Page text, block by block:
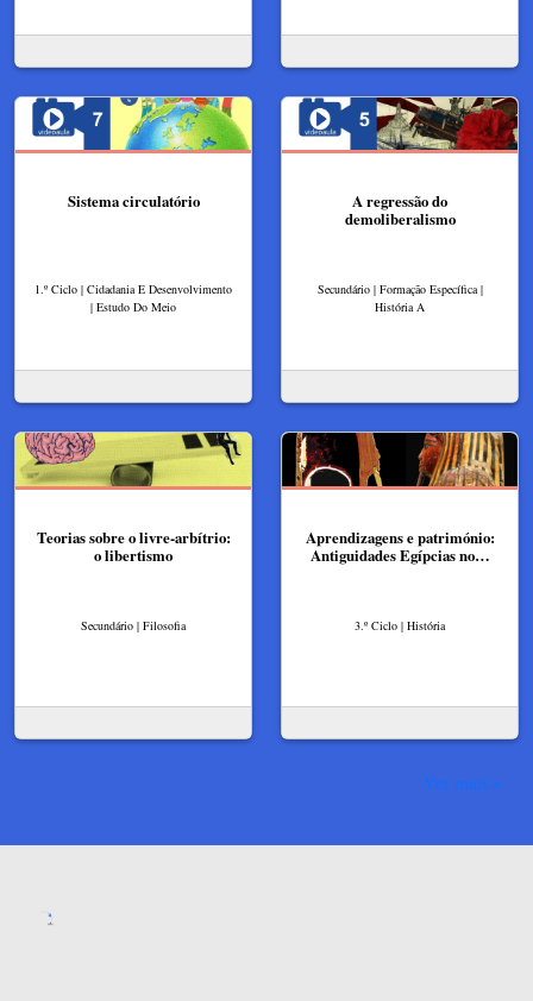
Sistema circulatório
1.º Ciclo | Cidadania E Desenvolvimento
| Estudo Do Meio
A regressão do
demoliberalismo
Secundário | Formação Específica |
História A
Teorias sobre o livre-arbítrio:
o libertismo
Secundário | Filosofia
Aprendizagens e património:
Antiguidades Egípcias no…
3.º Ciclo | História
Ver mais